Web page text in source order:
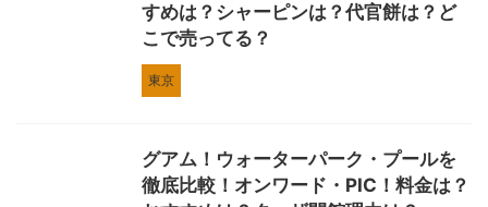
すめは？シャーピンは？代官餅は？ど
こで売ってる？
東京
グアム！ウォーターパーク・プールを
徹底比較！オンワード・PIC！料金は？